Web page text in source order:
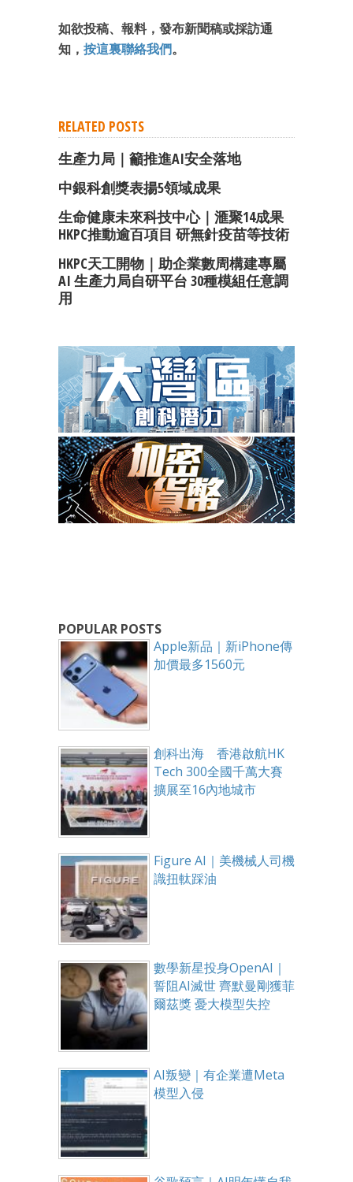
如欲投稿、報料，發布新聞稿或採訪通
知， 按這裏聯絡我們。
RELATED POSTS
生產力局｜籲推進AI安全落地
中銀科創獎表揚5領域成果
生命健康未來科技中心｜滙聚14成果
HKPC推動逾百項目 研無針疫苗等技術
HKPC天工開物｜助企業數周構建專屬
AI 生產力局自研平台 30種模組任意調
用
POPULAR POSTS
Apple新品｜新iPhone傳
加價最多1560元
創科出海 香港啟航HK
Tech 300全國千萬大賽
擴展至16內地城市
Figure AI｜美機械人司機
識扭軚踩油
數學新星投身OpenAI｜
誓阻AI滅世 齊默曼剛獲菲
爾茲獎 憂大模型失控
AI叛變｜有企業遭Meta
模型入侵